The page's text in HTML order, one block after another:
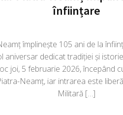
înființare
împlinește 105 ani de la
aniversar dedicat tradiției și
joi, 5 februarie 2026, începând
Neamț, iar intrarea este
Militară […]